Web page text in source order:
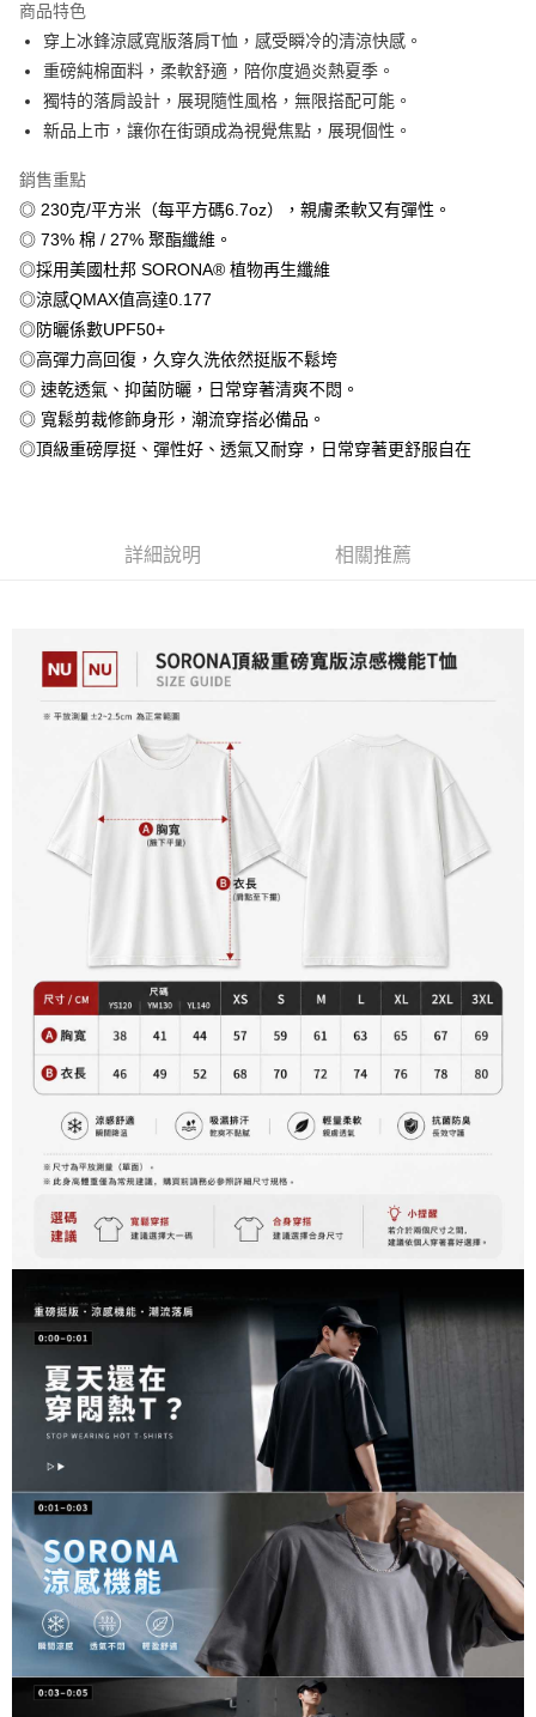
合作金庫商業銀行
華南商業銀行
彰化商業銀行
上海商業儲蓄銀行
台北富邦商業銀行
國泰世華商業銀行
兆豐國際商業銀行
臺灣中小企業銀行
台中商業銀行
聯邦商業銀行
元大商業銀行
永豐商業銀行
台新國際商業銀行
台灣樂天信用卡公司
6 期 0 利率 每期
華南商業銀行
彰化商業銀行
上海商業儲蓄銀行
台北富邦商業銀行
國泰世華商業銀行
兆豐國際商業銀行
匯豐（台灣）商業銀行
聯邦商業銀行
遠東國際商業銀行
元大商業銀行
玉山商業銀行
星展（台灣）商業銀行
台灣樂天信用卡公司
12 期 0 利率 每期NT$44
合作金庫商業銀行
第一商業銀行
上海商業儲蓄銀行
台北富邦商業銀行
國泰世華商業銀行
臺灣中小企業銀行
匯豐（台灣）商業銀行
華泰商業銀行
聯邦商業銀行
元大商業銀行
永豐商業銀行
玉山商業銀行
台新國際商業銀行
超商取貨付款
LINE Pay
Apple Pay
街口支付
悠遊付
Google Pay
全盈+PAY
大哥付你分期
相關說明
【繳款方式說明】
1.分期款項不併入電信帳單，「大哥付你分期」於每月結算日後寄送繳費提
2.透過簡訊連結打開帳單後，可選擇「超商條碼／台灣大直營門市／銀行轉
帳／街口支付／iPASS MONEY」等通路繳費。
【注意事項】
1.本服務係由「台灣大哥大股份有限公司」（以下簡稱本公司）所提供，讓
用戶於交易時，得透過本服務購買商品或服務，並由商店將買賣／分期付款
買賣價金債權讓與本公司後，依約使用本公司帳單繳交帳款。
2.基於同意付款使用「大哥付你分期」之契約關係目的，商店將以您的個人
資料（包含姓名、電話或地址）提供予台灣大哥大進項蒐集、處理及利用，
由本公司與您本人進行分期帳單所需資料之確認、核對及更正。
3.完整用戶服務條款，請詳閱以下連結：
AFTEE先享後付是「在收到商品之後才付款」的支付方式。 讓您購物簡單
３．安心：先確認商品／服務後，再付款。
【「AFTEE先享後付」結帳流程】
１．於結帳方式選擇「AFTEE先享後付」後，將跳轉至「AFTEE先享後付」
結帳頁面，進行簡訊認證並確認金額後，即可完成結帳。
２．訂單成立數日內，您將收到繳費通知簡訊。
３．收到繳費通知簡訊後14天內，點擊此簡訊中的連結，可透過四大超商／
ATM／網路銀行／等多元方式進行付款，方視為交易完成。
※ 請注意：結帳手續完成當下不需立刻繳費，但若您需要取消訂單，請聯絡
購買商品的店家。未經商家同意取消之訂單仍視為有效，需透過AFTEE先享
後付繳納相關費用。
※ 交易是否成功請以「AFTEE先享後付 」之結帳頁面顯示為準，若有關於
是否繳費成功／繳費後需取消欲退款等相關疑問，請聯繫「AFTEE先享後付
https://netprotections.freshdesk.com/support/home
【注意事項】
１．透過由恩沛科技股份有限公司提供之「AFTEE先享後付」服務完成之交
易，需依本服務之必要範圍內提供個人資料，並將交易相關給付款項請求債
權轉讓予恩沛科技股份有限公司。
https://aftee.tw/terms/#terms3
３．未成年的使用者請事先徵得法定代理人或監護人之同意方可使用
「AFTEE先享後付」，若未經同意申辦者引起之損失，本公司不負相關責
４．使用「AFTEE先享後付」時，將依據個別帳號之用戶狀況，依本公司即
時審查核予不同之上限額度；若仍有額度不足之情形，本公司將視審查結果
請求用戶進行身份認證。
５．嚴禁一人註冊多個帳號或使用他人資訊註冊。若發現惡意使用之情形，
恩沛科技股份有限公司將有權停止該用戶之使用額度並採取法律行動。
全家付款取貨
每筆NT$65，滿NT$899(含以上)免運費
每筆NT$60，滿NT$899(含以上)免運費
7-11付款取貨
每筆NT$65，滿NT$899(含以上)免運費
每筆NT$60，滿NT$899(含以上)免運費
每筆NT$65，滿NT$899(含以上)免運費
商品特色
穿上冰鋒涼感寬版落肩T恤，感受瞬冷的清涼快感。
重磅純棉面料，柔軟舒適，陪你度過炎熱夏季。
獨特的落肩設計，展現隨性風格，無限搭配可能。
新品上市，讓你在街頭成為視覺焦點，展現個性。
銷售重點
◎ 230克/平方米（每平方碼6.7oz），親膚柔軟又有彈性。
◎ 73% 棉 / 27% 聚酯纖維。
◎採用美國杜邦 SORONA® 植物再生纖維
◎涼感QMAX值高達0.177
◎防曬係數UPF50+
◎高彈力高回復，久穿久洗依然挺版不鬆垮
◎ 速乾透氣、抑菌防曬，日常穿著清爽不悶。
◎ 寬鬆剪裁修飾身形，潮流穿搭必備品。
◎頂級重磅厚挺、彈性好、透氣又耐穿，日常穿著更舒服自在
詳細說明 相關推薦